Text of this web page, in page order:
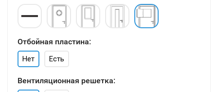
Отбойная пластина:
Нет Есть
Вентиляционная решетка: